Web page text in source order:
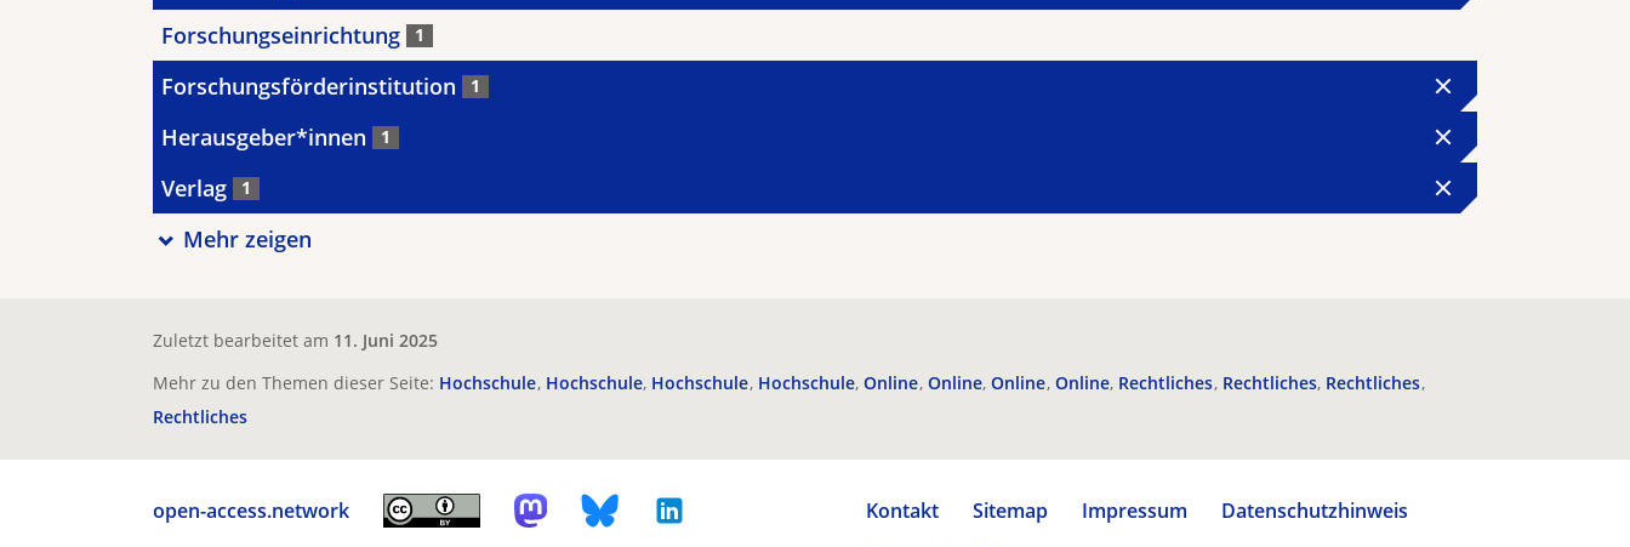
Forschungseinrichtung 1
Forschungsförderinstitution 1
Herausgeber*innen 1
Verlag 1
Mehr zeigen
Zuletzt bearbeitet am 11. Juni 2025
Mehr zu den Themen dieser Seite: Hochschule Hochschule Hochschule Hochschule Online Online Online Online Rechtliches Rechtliches Rechtliches
Rechtliches
open-access.network Kontakt Sitemap Impressum
Datenschutzhinweis